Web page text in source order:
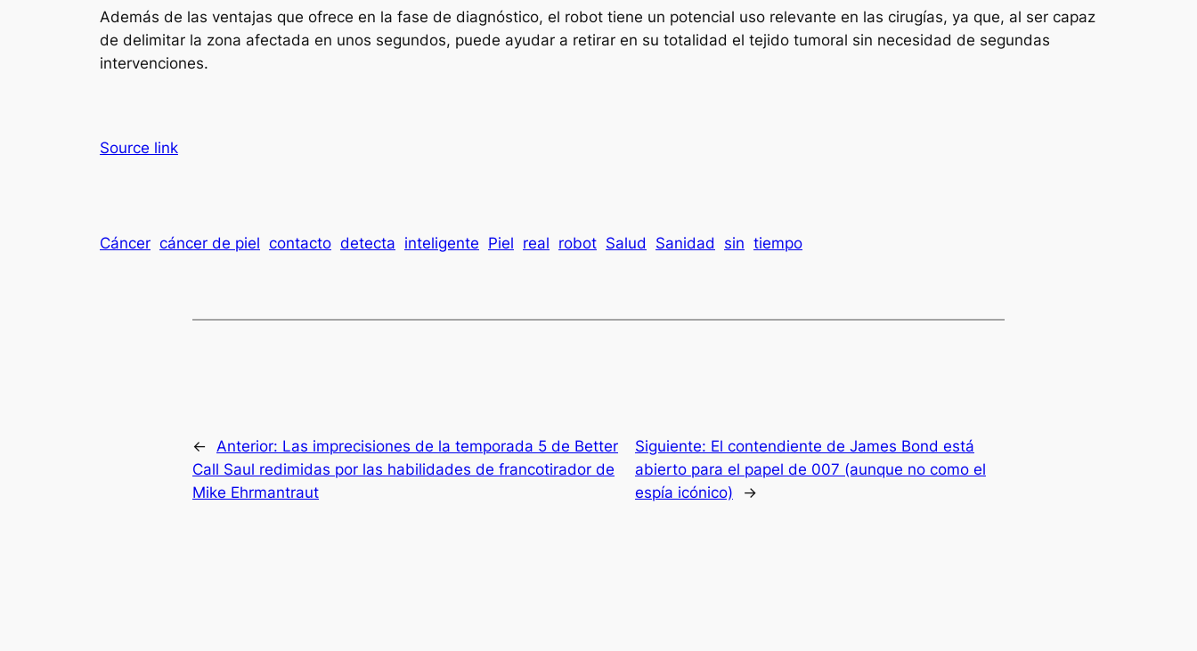
Además de las ventajas que ofrece en la fase de diagnóstico, el robot tiene un potencial uso relevante en las cirugías, ya que, al ser capaz
de delimitar la zona afectada en unos segundos, puede ayudar a retirar en su totalidad el tejido tumoral sin necesidad de segundas
intervenciones.
Source link
Cáncer cáncer de piel contacto detecta inteligente Piel real robot Salud Sanidad sin tiempo
← Anterior: Las imprecisiones de la temporada 5 de Better
Call Saul redimidas por las habilidades de francotirador de
Mike Ehrmantraut
Siguiente: El contendiente de James Bond está
abierto para el papel de 007 (aunque no como el
espía icónico)
→